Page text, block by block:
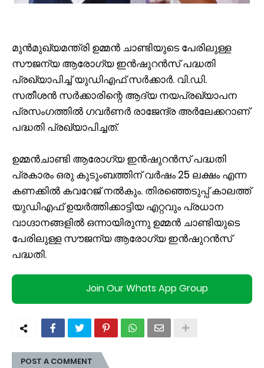
മുൻമുഖ്യമന്ത്രി ഉമ്മൻ ചാണ്ടിയുടെ പേരിലുള്ള
സൗജന്യ ആരോഗ്യ ഇൻഷുറൻസ് പദ്ധതി
പ്രഖ്യാപിച്ച് യുഡിഎഫ് സർക്കാർ. വി.ഡി.
സതീശൻ സർക്കാരിന്റെ ആദ്യ നയപ്രഖ്യാപന
പ്രസംഗത്തിൽ ഗവർണർ രാജേന്ദ്ര അർലേക്കറാണ്
പദ്ധതി പ്രഖ്യാപിച്ചത്.
ഉമ്മൻചാണ്ടി ആരോഗ്യ ഇൻഷുറൻസ് പദ്ധതി
പ്രകാരം ഒരു കുടുംബത്തിന് വർഷം 25 ലക്ഷം എന്ന
കണക്കിൽ കവറേജ് നൽകും. തിരഞ്ഞെടുപ്പ് കാലത്ത്
യുഡിഎഫ് ഉയർത്തിക്കാട്ടിയ എറ്റവും പ്രധാന
വാഗ്ദാനങ്ങളിൽ ഒന്നായിരുന്നു ഉമ്മൻ ചാണ്ടിയുടെ
പേരിലുള്ള സൗജന്യ ആരോഗ്യ ഇൻഷുറൻസ്
പദ്ധതി.
Join Our Whats App Group
POST A COMMENT